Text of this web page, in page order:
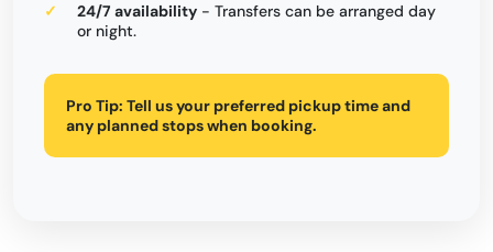
24/7 availability - Transfers can be arranged day
or night.
Pro Tip: Tell us your preferred pickup time and
any planned stops when booking.